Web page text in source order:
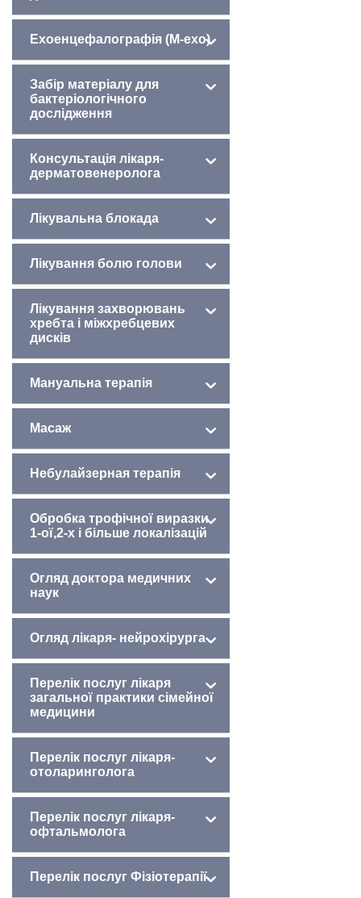
Ехоенцефалографія (М-ехо)
Забір матеріалу для
бактеріологічного
дослідження
Консультація лікаря-
дерматовенеролога
Лікувальна блокада
Лікування болю голови
Лікування захворювань
хребта і міжхребцевих
дисків
Мануальна терапія
Масаж
Небулайзерная терапія
Обробка трофічної виразки
1-ої,2-х і більше локалізацій
Огляд доктора медичних
наук
Огляд лікаря- нейрохірурга
Перелік послуг лікаря
загальної практики сімейної
медицини
Перелік послуг лікаря-
отоларинголога
Перелік послуг лікаря-
офтальмолога
Перелік послуг Фізіотерапії